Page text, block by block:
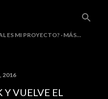
ES MI PROYECTO? MÁS…
2016
Y VUELVE EL